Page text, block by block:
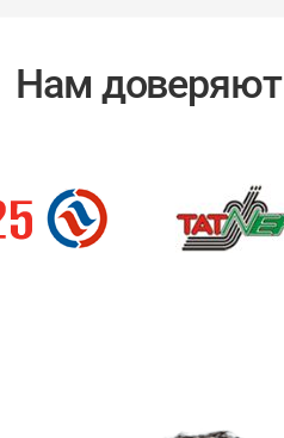
Нам доверяют